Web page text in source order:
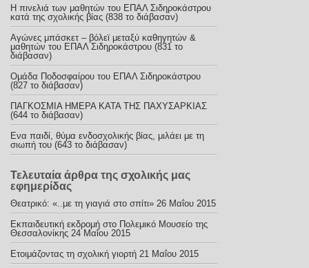
Η πινελιά των μαθητών του ΕΠΑΛ Σιδηροκάστρου
κατά της σχολικής βίας (838 το διάβασαν)
Αγώνες μπάσκετ – βόλεϊ μεταξύ καθηγητών &
μαθητών του ΕΠΑΛ Σιδηροκάστρου (831 το
διάβασαν)
Ομάδα Ποδοσφαίρου του ΕΠΑΛ Σιδηροκάστρου
(827 το διάβασαν)
ΠΑΓΚΟΣΜΙΑ ΗΜΕΡΑ ΚΑΤΑ ΤΗΣ ΠΑΧΥΣΑΡΚΙΑΣ
(644 το διάβασαν)
Ενα παιδί, θύμα ενδοσχολικής βίας, μιλάει με τη
σιωπή του (643 το διάβασαν)
Τελευταία άρθρα της σχολικής μας
εφημερίδας
Θεατρικό: «..με τη γιαγιά στο σπίτι» 26 Μαΐου 2015
Εκπαιδευτική εκδρομή στο Πολεμικό Μουσείο της
Θεσσαλονίκης 24 Μαΐου 2015
Ετοιμάζοντας τη σχολική γιορτή 21 Μαΐου 2015